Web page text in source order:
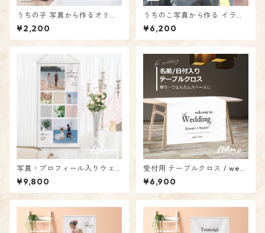
うちの子 写真から作るオリジ
ナルペットポスター / Love m
y Pets ★ 名入れ可【 愛犬 愛
猫 うちのこ 写真 ポートレート
デジタルデータ ディスプレイ
オーダーメイド】
¥2,200
うちのこ写真から作る イラス
ト＆お名前入りバースデータ
ペストリー / d&c_BD ★名入
れ【誕生日 ペット 犬 猫 壁飾
レイ】
¥6,200
写真・プロフィール入りウェ
ディング本格タペストリー / p
hoto_square ★名入れ【結婚
式 披露宴 二次会 壁飾り ウェ
ディスプレイ】
¥9,800
受付用 テーブルクロス / wed
ding_sign ★ 名入れ【ウェル
カムボード タペストリー 布看
板 ウェルカムスペース サイン
ー 日付入り 新郎新婦 名前入り
オリジナル 防炎加工】
¥6,900